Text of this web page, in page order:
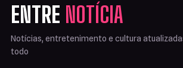
ENTRE NOTÍCIA
Notícias, entretenimento e cultura
todo